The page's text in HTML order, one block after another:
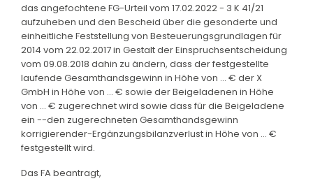
das angefochtene FG-Urteil vom 17.02.2022 - 3 K 41/21
aufzuheben und den Bescheid über die gesonderte und
einheitliche Feststellung von Besteuerungsgrundlagen für
2014 vom 22.02.2017 in Gestalt der Einspruchsentscheidung
vom 09.08.2018 dahin zu ändern, dass der festgestellte
laufende Gesamthandsgewinn in Höhe von ... € der X
GmbH in Höhe von ... € sowie der Beigeladenen in Höhe
von ... € zugerechnet wird sowie dass für die Beigeladene
ein --den zugerechneten Gesamthandsgewinn
korrigierender-Ergänzungsbilanzverlust in Höhe von ... €
festgestellt wird.
Das FA beantragt,